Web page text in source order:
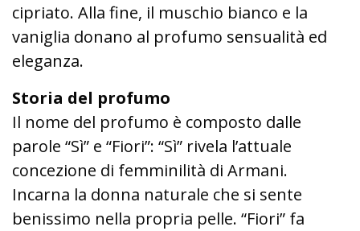
cipriato. Alla fine, il muschio bianco e la
vaniglia donano al profumo sensualità ed
eleganza.
Storia del profumo
Il nome del profumo è composto dalle
parole “Sì” e “Fiori”: “Sì” rivela l’attuale
concezione di femminilità di Armani.
Incarna la donna naturale che si sente
benissimo nella propria pelle. “Fiori” fa